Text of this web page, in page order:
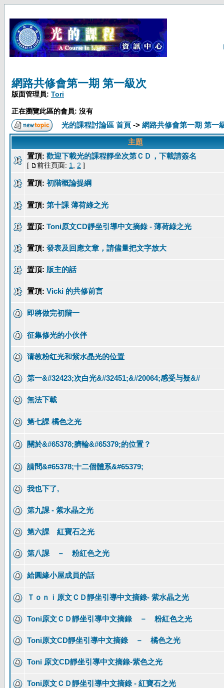
網路共修會第一期 第一級次
版面管理員: Tori
正在瀏覽此區的會員: 沒有
光的課程討論區 首頁 -> 網路共修會第一期 第一
主題
置頂: 歡迎下載光的課程靜坐次第ＣＤ，下載請簽名
[ 前往頁面: 1 2 ]
置頂: 初階概論提綱
置頂: 第十課 薄荷綠之光
置頂: Toni原文CD靜坐引導中文摘錄 - 薄荷綠之光
置頂: 發表及回應文章，請儘量把文字放大
置頂: 版主的話
置頂: Vicki 的共修前言
即將做完初階一
征集修光的小伙伴
请教粉红光和紫水晶光的位置
第一&#32423;次白光&#32451;&#20064;感受与疑&#
無法下載
第七課 橘色之光
關於&#65378;臍輪&#65379;的位置？
請問&#65378;十二個體系&#65379;
我也下了,
第九課 - 紫水晶之光
第六課 紅寶石之光
第八課 － 粉紅色之光
給圓緣小屋成員的話
Ｔｏｎｉ原文ＣＤ靜坐引導中文摘錄- 紫水晶之光
Toni原文ＣＤ靜坐引導中文摘錄 － 粉紅色之光
Toni原文CD靜坐引導中文摘錄 － 橘色之光
Toni 原文CD靜坐引導中文摘錄-紫色之光
Toni原文ＣＤ靜坐引導中文摘錄 - 紅寶石之光